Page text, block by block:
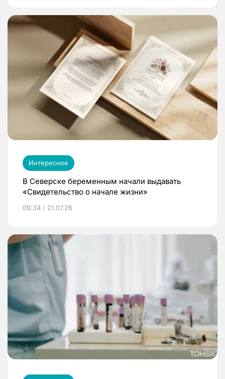
Интересное
В Северске беременным начали выдавать
«Свидетельство о начале жизни»
09:34 / 21.07.26